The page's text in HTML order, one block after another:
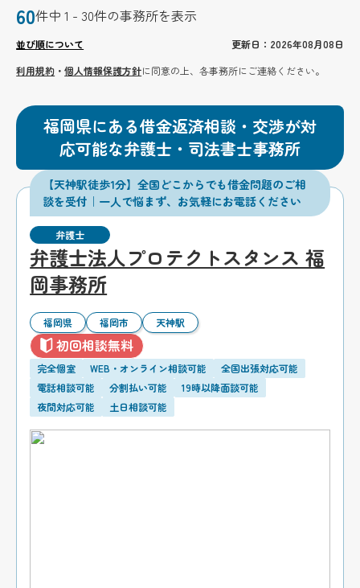
60件中 1 - 30件の事務所を表示
並び順について
更新日：2026年08月08日
利用規約 ・個人情報保護方針に同意の上、各事務所にご連絡ください。
福岡県にある借金返済相談・交渉が対
応可能な弁護士・司法書士事務所
【天神駅徒歩1分】全国どこからでも借金問題のご相
談を受付｜一人で悩まず、お気軽にお電話ください
弁護士
弁護士法人プロテクトスタンス 福
岡事務所
福岡県 福岡市 天神駅
初回相談無料
完全個室 WEB・オンライン相談可能
全国出張対応可能
電話相談可能
分割払い可能
19時以降面談可能
夜間対応可能
土日相談可能